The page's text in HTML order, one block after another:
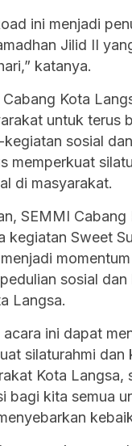
ini menjadi
Jilid II
katanya.
Kota
untuk terus
sosial
memperkuat
di masyarakat.
SEMMI Cabang
kegiatan Sweet
sosial dan
Langsa.
acara ini dapat
silaturahmi dan
Kota Langsa,
bagi kita semua